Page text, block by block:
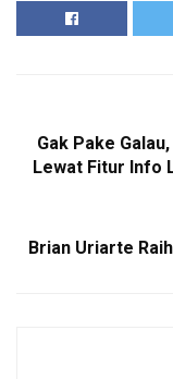
Gak Pake
Lewat Fitur Info
Brian Uriarte